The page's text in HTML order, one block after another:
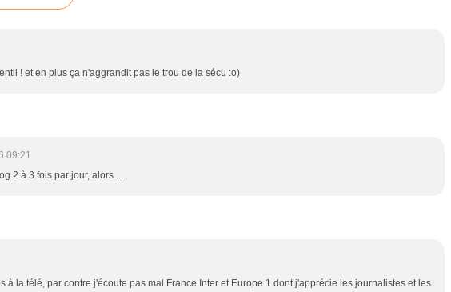
! et en plus ça n'aggrandit pas le trou de la sécu :o)
09:21
2 à 3 fois par jour, alors ...
à la télé, par contre j'écoute pas mal France Inter et Europe 1 dont j'apprécie les journalistes et les